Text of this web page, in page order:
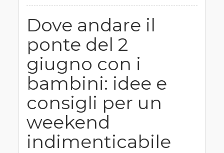
Dove andare il
ponte del 2
giugno con i
bambini: idee e
consigli per un
weekend
indimenticabile